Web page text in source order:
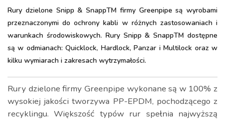
Rury dzielone Snipp & SnappTM firmy Greenpipe są wyrobami
przeznaczonymi do ochrony kabli w różnych zastosowaniach i
warunkach środowiskowych. Rury Snipp & SnappTM dostępne
są w odmianach: Quicklock, Hardlock, Panzar i Multilock oraz w
kilku wymiarach i zakresach wytrzymałości.
Rury dzielone firmy Greenpipe wykonane są w 100% z
wysokiej jakości tworzywa PP-EPDM, pochodzącego z
recyklingu. Większość typów rur spełnia najwyższą